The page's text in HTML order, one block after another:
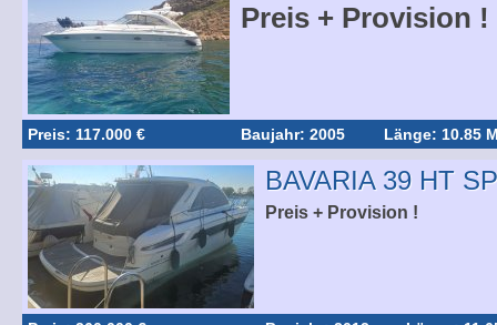
Preis + Provision !
Preis: 117.000 € Baujahr: 2005 Länge: 10.85
BAVARIA 39 HT
Preis + Provision !